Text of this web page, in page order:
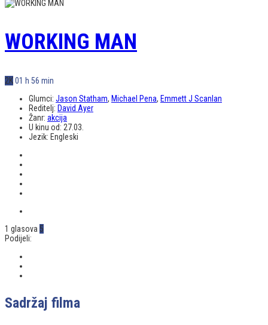
WORKING MAN
2K01 h 56 min
Glumci: Jason Statham, Michael Pena, Emmett J Scanlan
Reditelj: David Ayer
Žanr: akcija
U kinu od: 27.03.
Jezik: Engleski
1 glasova 5
Podijeli:
Sadržaj filma